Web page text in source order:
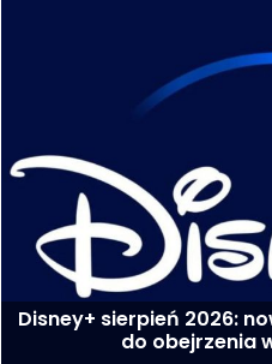
Disney+ sierpień 2026:
do obejrzenia